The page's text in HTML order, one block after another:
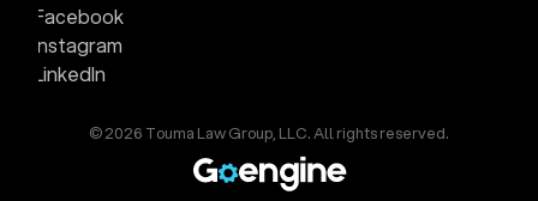
Facebook
Instagram
LinkedIn
© 2026 Touma Law Group, LLC. All rights reserved.